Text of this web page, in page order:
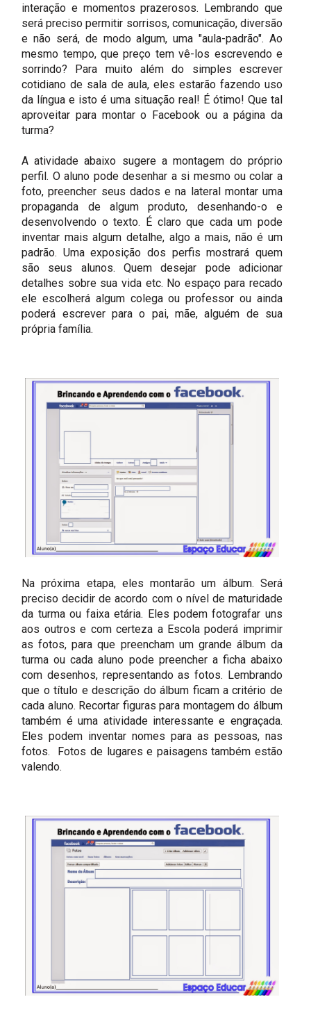
interação e momentos prazerosos. Lembrando que
será preciso permitir sorrisos, comunicação, diversão
e não será, de modo algum, uma "aula-padrão". Ao
mesmo tempo, que preço tem vê-los escrevendo e
sorrindo? Para muito além do simples escrever
cotidiano de sala de aula, eles estarão fazendo uso
da língua e isto é uma situação real! É ótimo! Que tal
aproveitar para montar o Facebook ou a página da
turma?
A atividade abaixo sugere a montagem do próprio
perfil. O aluno pode desenhar a si mesmo ou colar a
foto, preencher seus dados e na lateral montar uma
propaganda de algum produto, desenhando-o e
desenvolvendo o texto. É claro que cada um pode
inventar mais algum detalhe, algo a mais, não é um
padrão. Uma exposição dos perfis mostrará quem
são seus alunos. Quem desejar pode adicionar
detalhes sobre sua vida etc. No espaço para recado
ele escolherá algum colega ou professor ou ainda
poderá escrever para o pai, mãe, alguém de sua
própria família.
Na próxima etapa, eles montarão um álbum. Será
preciso decidir de acordo com o nível de maturidade
da turma ou faixa etária. Eles podem fotografar uns
aos outros e com certeza a Escola poderá imprimir
as fotos, para que preencham um grande álbum da
turma ou cada aluno pode preencher a ficha abaixo
com desenhos, representando as fotos. Lembrando
que o título e descrição do álbum ficam a critério de
cada aluno. Recortar figuras para montagem do álbum
também é uma atividade interessante e engraçada.
Eles podem inventar nomes para as pessoas, nas
fotos. Fotos de lugares e paisagens também estão
valendo.